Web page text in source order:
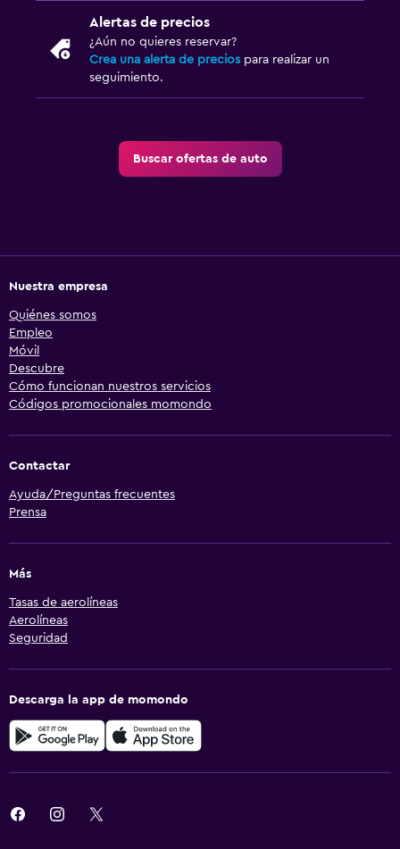
Alertas de precios
¿Aún no quieres reservar?
Crea una alerta de precios para realizar un
seguimiento.
Buscar ofertas de auto
Nuestra empresa
Quiénes somos
Empleo
Móvil
Descubre
Cómo funcionan nuestros servicios
Códigos promocionales momondo
Contactar
Ayuda/Preguntas frecuentes
Prensa
Más
Tasas de aerolíneas
Aerolíneas
Seguridad
Descarga la app de momondo